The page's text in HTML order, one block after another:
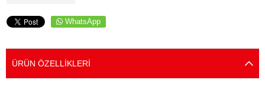
WhatsApp
ÜRÜN ÖZELLIKLERI